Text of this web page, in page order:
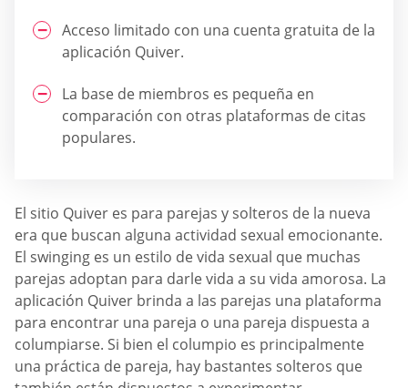
Acceso limitado con una cuenta gratuita de la
aplicación Quiver.
La base de miembros es pequeña en
comparación con otras plataformas de citas
populares.
El sitio Quiver es para parejas y solteros de la nueva
era que buscan alguna actividad sexual emocionante.
El swinging es un estilo de vida sexual que muchas
parejas adoptan para darle vida a su vida amorosa. La
aplicación Quiver brinda a las parejas una plataforma
para encontrar una pareja o una pareja dispuesta a
columpiarse. Si bien el columpio es principalmente
una práctica de pareja, hay bastantes solteros que